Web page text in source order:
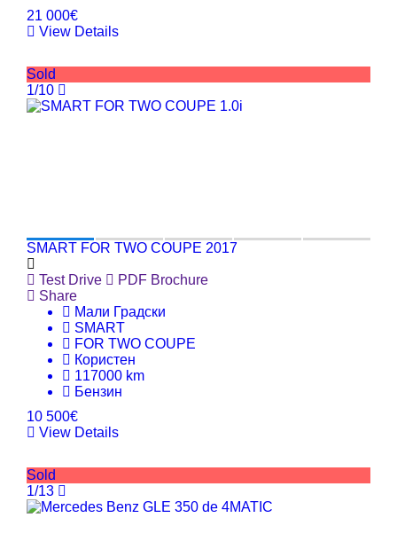
21 000€
View Details
Sold
1/10
SMART FOR TWO COUPE 2017
Test Drive
PDF Brochure
Share
Мали Градски
SMART
FOR TWO COUPE
Користен
117000 km
Бензин
10 500€
View Details
Sold
1/13